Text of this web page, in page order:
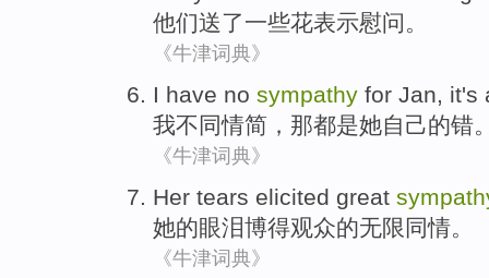
他们送了一些花表示慰问。
《牛津词典》
I have no sympathy for Jan, it's
我不同情简 ， 那都是她自己的错
《牛津词典》
Her tears elicited great
她的眼泪博得观众的无限 同情。
《牛津词典》